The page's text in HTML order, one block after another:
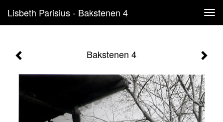
Lisbeth Parisius - Bakstenen 4
Bakstenen 4